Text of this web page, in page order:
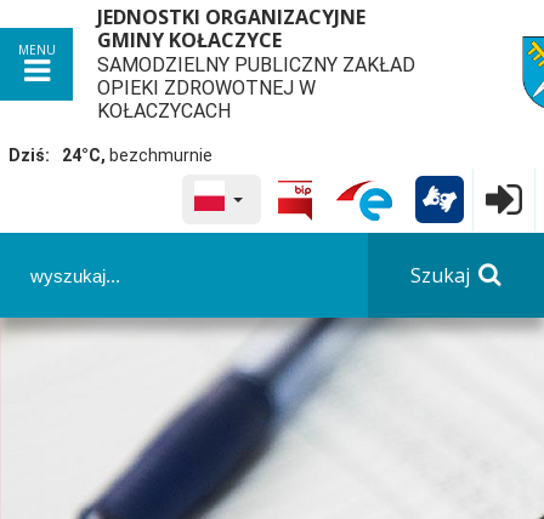
MENU
JEDNOSTKI ORGANIZACYJNE
GMINY KOŁACZYCE
SAMODZIELNY PUBLICZNY ZAKŁAD
OPIEKI ZDROWOTNEJ W
KOŁACZYCACH
Dziś: 24°C, bezchmurnie
WYBRANY JĘZYK POLSKA
Szukaj
Panel dostosowania ułatwień dostępu